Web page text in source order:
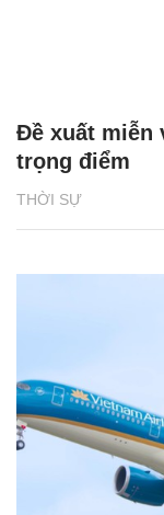
THỜI SỰ
Đề xuất miễn
trọng điểm